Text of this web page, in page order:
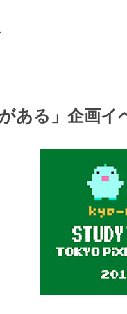
ある」企画イ